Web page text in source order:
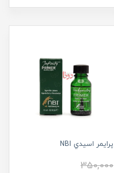
پرايمر اسيدي NBI
350,000